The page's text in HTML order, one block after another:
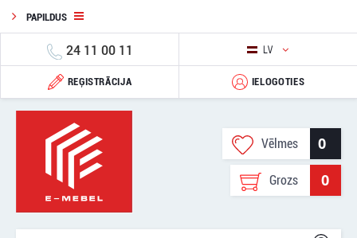
PAPILDUS
24 11 00 11 LV
REĢISTRĀCIJA IELOGOTIES
Vēlmes 0
Grozs 0